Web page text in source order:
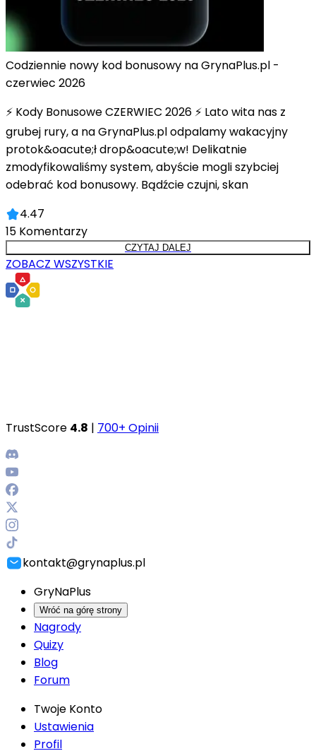
Codziennie nowy kod bonusowy na GrynaPlus.pl -
czerwiec 2026
⚡ Kody Bonusowe CZERWIEC 2026 ⚡ Lato wita nas z
grubej rury, a na GrynaPlus.pl odpalamy wakacyjny
protok&oacute;ł drop&oacute;w! Delikatnie
zmodyfikowaliśmy system, abyście mogli szybciej
odebrać kod bonusowy. Bądźcie czujni, skan
4.47
15 Komentarzy
CZYTAJ DALEJ
ZOBACZ WSZYSTKIE
TrustScore 4.8 | 700+ Opinii
kontakt@grynaplus.pl
GryNaPlus
Wróć na górę strony
Nagrody
Quizy
Blog
Forum
Twoje Konto
Ustawienia
Profil